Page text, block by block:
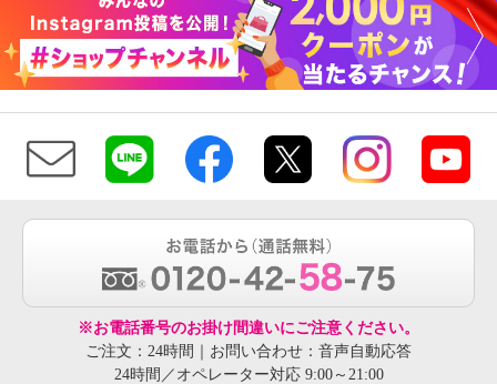
※お電話番号のお掛け間違いにご注意ください。
ご注文：24時間｜お問い合わせ：音声自動応答
24時間／オペレーター対応 9:00～21:00